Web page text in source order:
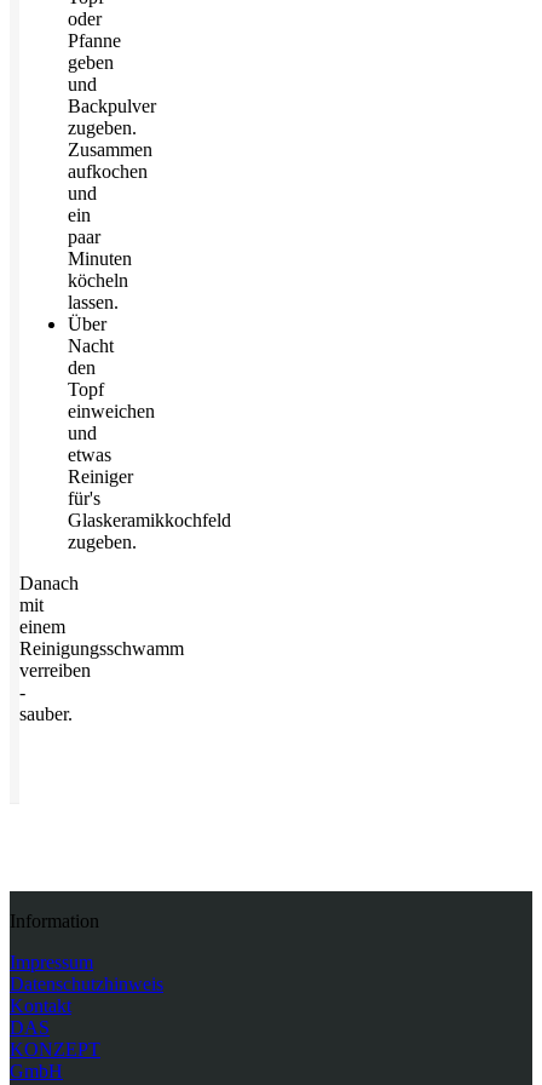
oder
Pfanne
geben
und
Backpulver
zugeben.
Zusammen
aufkochen
und
ein
paar
Minuten
köcheln
lassen.
Über
Nacht
den
Topf
einweichen
und
etwas
Reiniger
für's
Glaskeramikkochfeld
zugeben.
Danach
mit
einem
Reinigungsschwamm
verreiben
-
sauber.
Information
Impressum
Datenschutzhinweis
Kontakt
DAS
KONZEPT
GmbH